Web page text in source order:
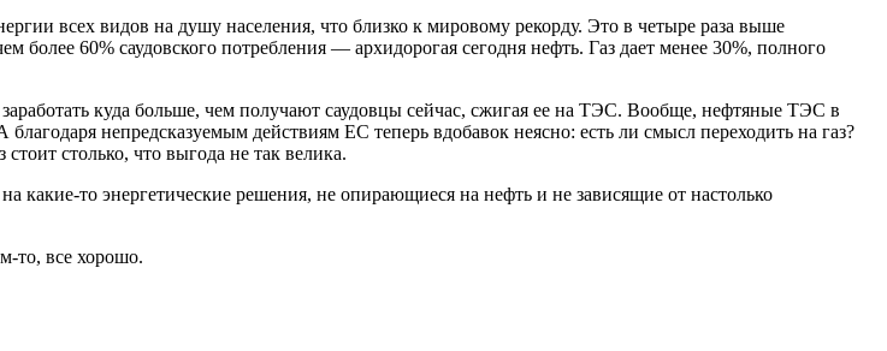
всех видов на душу населения, что близко к мировому рекорду. Это в четыре раза выше
60% саудовского потребления — архидорогая сегодня нефть. Газ дает менее 30%, полного
куда больше, чем получают саудовцы сейчас, сжигая ее на ТЭС. Вообще, нефтяные ТЭС в
непредсказуемым действиям ЕС теперь вдобавок неясно: есть ли смысл переходить на газ?
столько, что выгода не так велика.
какие-то энергетические решения, не опирающиеся на нефть и не зависящие от настолько
то, все хорошо.